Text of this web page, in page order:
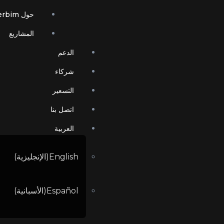
حول Powerbim
المشاريع
الدعم
شركاء
التسعير
اتصل بنا
العربية
English
(الإنجليزية)
Español
(الأسبانية)